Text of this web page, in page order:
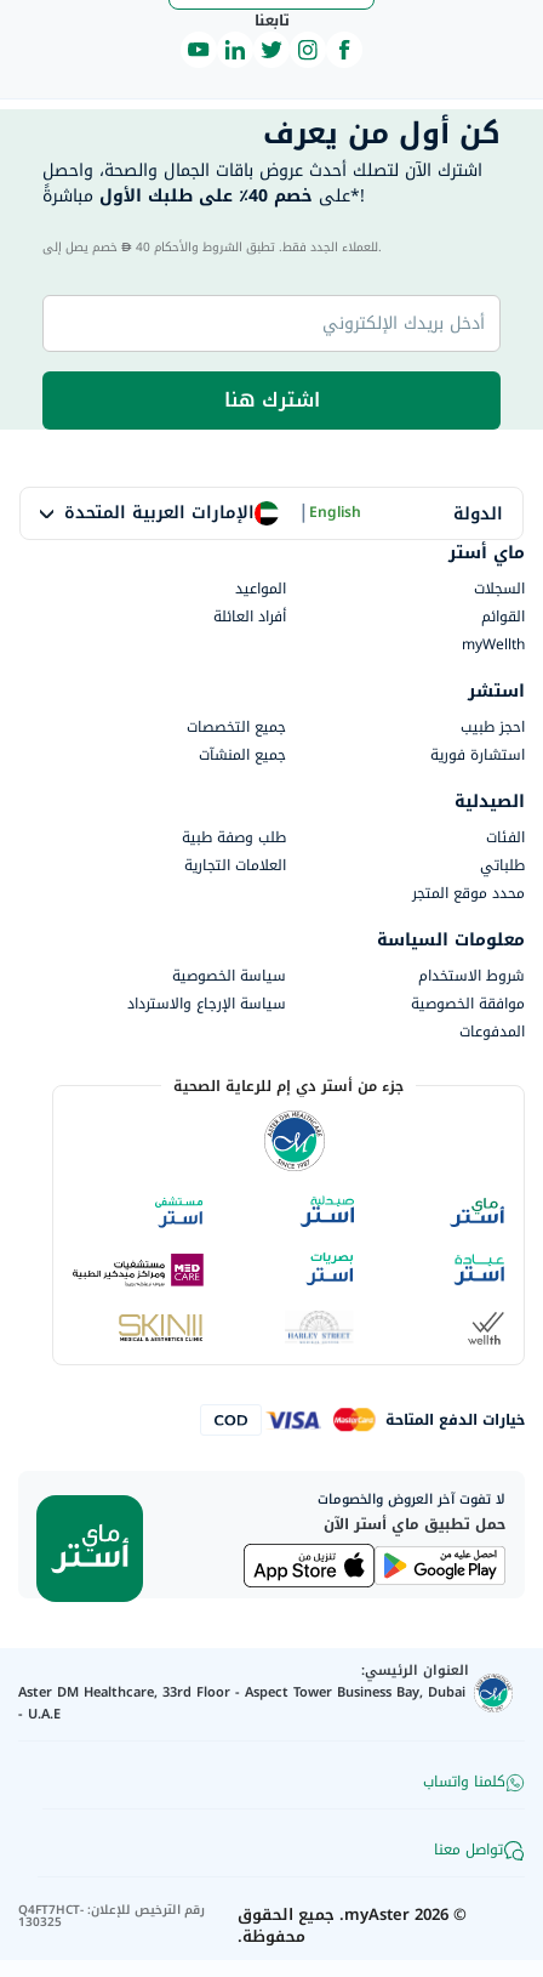
تابعنا
كن أول من يعرف
اشترك الآن لتصلك أحدث عروض باقات الجمال والصحة، واحصل
على خصم 40٪ على طلبك الأول مباشرةً*!
40 للعملاء الجدد فقط. تطبق الشروط والأحكام.
اشترك هنا
الدولة الإمارات العربية المتحدة |English
ماي أستر
السجلات
المواعيد
القوائم
أفراد العائلة
myWellth
استشر
احجز طبيب
جميع التخصصات
استشارة فورية
جميع المنشآت
الصيدلية
الفئات
طلب وصفة طبية
طلباتي
العلامات التجارية
محدد موقع المتجر
معلومات السياسة
شروط الاستخدام
سياسة الخصوصية
موافقة الخصوصية
سياسة الإرجاع والاسترداد
المدفوعات
جزء من أستر دي إم للرعاية الصحية
خيارات الدفع المتاحة
لا تفوت آخر العروض والخصومات
حمل تطبيق ماي أستر الآن
العنوان الرئيسي:
Aster DM Healthcare, 33rd Floor - Aspect Tower Business Bay, Dubai
- U.A.E
كلمنا واتساب
تواصل معنا
©
2026
myAster. جميع الحقوق
محفوظة.
رقم الترخيص للإعلان:
Q4FT7HCT-
130325